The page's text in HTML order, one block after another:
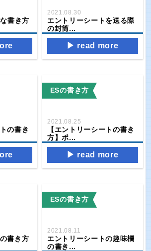
2021.08.30
エントリーシートを送る際
の封筒...
read more
書き方
ESの書き方
2021.08.25
【エントリーシートの書き
方】ポ...
read more
の書き
ESの書き方
2021.08.11
エントリーシートの趣味欄
の書き...
書き方